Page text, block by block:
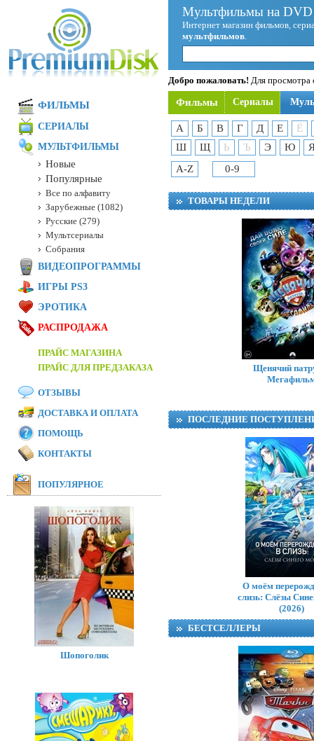
Мультфильмы на
Интернет магазин фильмов,
мультфильмов.
Добро пожаловать! Для просмотра
Фильмы Сериалы
А Б В Г Д Е
Ё
Ш
Щ Ь Ъ Э Ю
A-Z
0-9
ТОВАРЫ НЕДЕЛИ
Щенячий
ПОСЛЕДНИЕ
О моём
слизь: Слёзы
(2026)
БЕСТСЕЛЛЕРЫ
ФИЛЬМЫ
СЕРИАЛЫ
МУЛЬТФИЛЬМЫ
Новые
Популярные
Все по алфавиту
Зарубежные (1082)
Русские (279)
Мультсериалы
Собрания
ВИДЕОПРОГРАММЫ
ИГРЫ PS3
ЭРОТИКА
РАСПРОДАЖА
ПРАЙС МАГАЗИНА
ПРАЙС ДЛЯ ПРЕДЗАКАЗА
ОТЗЫВЫ
ДОСТАВКА И ОПЛАТА
ПОМОЩЬ
КОНТАКТЫ
ПОПУЛЯРНОЕ
Шопоголик